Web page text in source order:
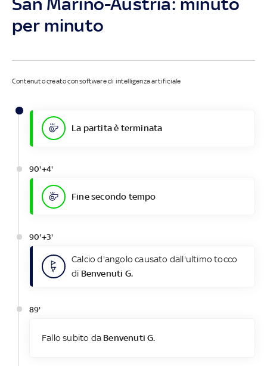
per minuto
Contenuto creato con software di intelligenza artificiale
La partita è terminata
90'+4'
Fine secondo tempo
90'+3'
Calcio d'angolo causato dall'ultimo tocco
di Benvenuti G.
89'
Fallo subito da Benvenuti G.